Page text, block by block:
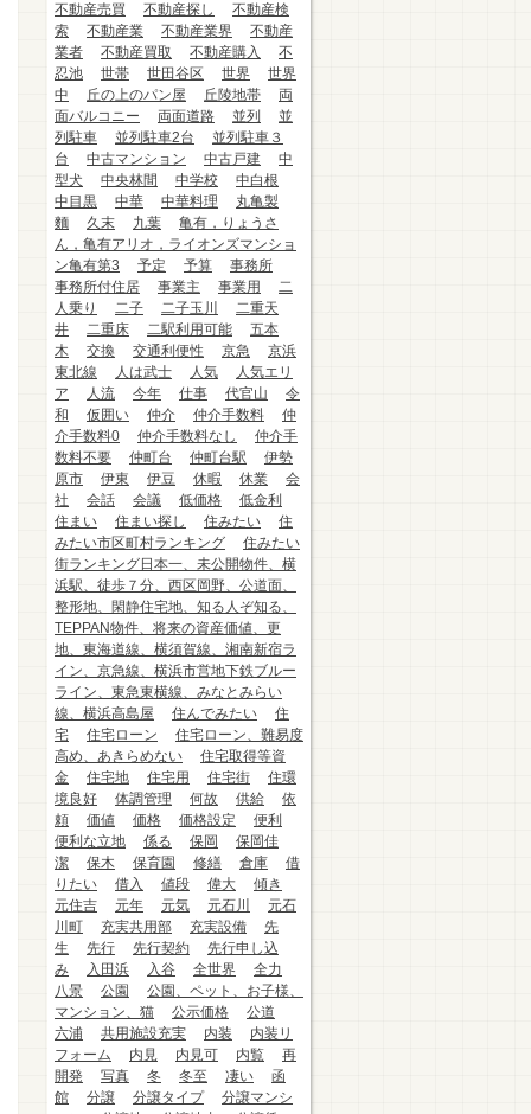
不動産売買
不動産探し
不動産検
索
不動産業 不動産業界
不動産
業者
不動産買取 不動産購入
不
忍池
世帯 世田谷区 世界
世界
中
丘の上のパン屋 丘陵地帯
両
面バルコニー
両面道路 並列
並
列駐車
並列駐車2台
並列駐車３
台
中古マンション 中古戸建
中
型犬
中央林間 中学校
中白根
中目黒
中華 中華料理
丸亀製
麵
久末 九葉
亀有，りょうさ
ん，亀有アリオ，ライオンズマンショ
ン亀有第3
予定 予算
事務所
事務所付住居
事業主 事業用
二
人乗り
二子 二子玉川
二重天
井
二重床 二駅利用可能
五本
木
交換 交通利便性 京急
京浜
東北線
人は武士 人気
人気エリ
ア
人流 今年 仕事 代官山
令
和
仮囲い 仲介 仲介手数料
仲
介手数料0
仲介手数料なし
仲介手
数料不要
仲町台 仲町台駅
伊勢
原市
伊東 伊豆 休暇 休業
会
社
会話 会議 低価格
低金利
住まい
住まい探し 住みたい
住
みたい市区町村ランキング
住みたい
街ランキング日本一、未公開物件、横
浜駅、徒歩７分、西区岡野、公道面、
整形地、閑静住宅地、知る人ぞ知る、
TEPPAN物件、将来の資産価値、更
地、東海道線、横須賀線、湘南新宿ラ
イン、京急線、横浜市営地下鉄ブルー
ライン、東急東横線、みなとみらい
線、横浜高島屋
住んでみたい
住
宅
住宅ローン
住宅ローン、難易度
高め、あきらめない
住宅取得等資
金
住宅地 住宅用 住宅街
住環
境良好
体調管理 何故 供給
依
頼
価値 価格 価格設定
便利
便利な立地
係る 保岡
保岡佳
潔
保木 保育園 修繕 倉庫
借
りたい
借入 値段 偉大
傾き
元住吉
元年 元気 元石川
元石
川町
充実共用部 充実設備
先
生
先行 先行契約
先行申し込
み
入田浜 入谷 全世界
全力
八景
公園
公園、ペット、お子様、
マンション、猫
公示価格
公道
六浦
共用施設充実 内装
内装リ
フォーム
内見 内見可 内覧
再
開発
写真 冬 冬至 凄い
函
館
分譲 分譲タイプ
分譲マンシ